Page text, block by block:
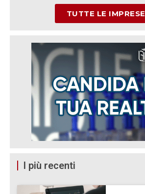
TUTTE LE IMPRESE
I più recenti